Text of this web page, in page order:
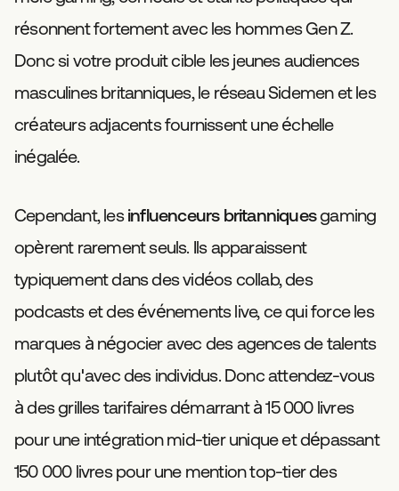
résonnent fortement avec les hommes Gen Z.
Donc si votre produit cible les jeunes audiences
masculines britanniques, le réseau Sidemen et les
créateurs adjacents fournissent une échelle
inégalée.
Cependant, lesinfluenceurs britanniquesgaming
opèrent rarement seuls. Ils apparaissent
typiquement dans des vidéos collab, des
podcasts et des événements live, ce qui force les
marques à négocier avec des agences de talents
plutôt qu'avec des individus. Donc attendez-vous
à des grilles tarifaires démarrant à 15 000 livres
pour une intégration mid-tier unique et dépassant
150 000 livres pour une mention top-tier des